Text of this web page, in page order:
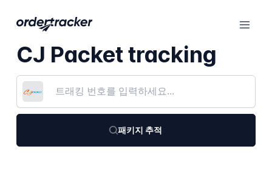
CJ Packet tracking
패키지 추적